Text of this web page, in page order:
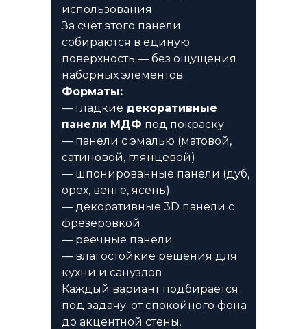
использования
За счёт этого панели
собираются в единую
поверхность — без ощущения
наборных элементов.
Форматы:
— гладкие декоративные
панели МДФ под покраску
— панели с эмалью (матовой,
сатиновой, глянцевой)
— шпонированные панели (дуб,
орех, венге, ясень)
— декоративные 3D панели с
фрезеровкой
— реечные панели
— влагостойкие решения для
кухни и санузлов
Каждый вариант подбирается
под задачу: от спокойного фона
до акцентной стены.